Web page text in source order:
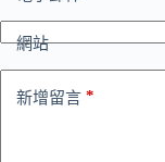
網站
新增留言 *